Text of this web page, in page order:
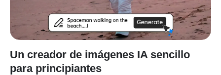
Un creador de imágenes IA sencillo
para principiantes